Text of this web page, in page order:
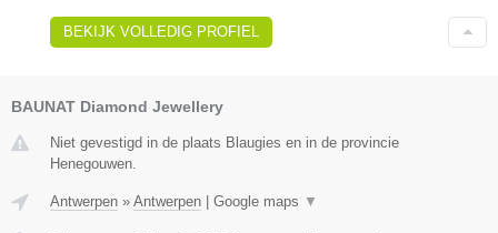
BEKIJK VOLLEDIG PROFIEL
BAUNAT Diamond Jewellery
Niet gevestigd in de plaats Blaugies en in de provincie
Henegouwen.
Antwerpen » Antwerpen Google maps ▼